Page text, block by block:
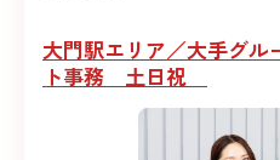
大門駅エリア／大手グル
ト事務 土日祝